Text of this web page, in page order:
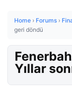
Home › Forums ›
geri döndü
Yıllar